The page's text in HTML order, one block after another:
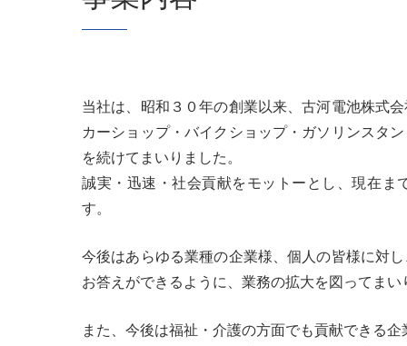
当社は、昭和３０年の創業以来、古河電池株式
カーショップ・バイクショップ・ガソリンスタ
を続けてまいりました。
誠実・迅速・社会貢献をモットーとし、現在
す。
今後はあらゆる業種の企業様、個人の皆様に対
お答えができるように、業務の拡大を図ってま
また、今後は福祉・介護の方面でも貢献できる